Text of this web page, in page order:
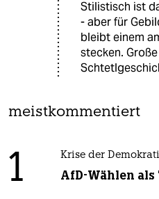
Stilistisch ist
- aber für
bleibt einem
stecken.
meistkommentiert
1 Krise der
AfD-Wählen